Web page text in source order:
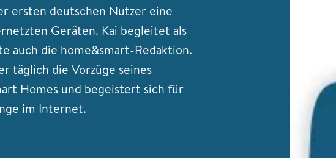
ersten deutschen Nutzer eine
Geräten. Kai begleitet als
auch die home&smart-Redaktion.
täglich die Vorzüge seines
Homes und begeistert sich für
im Internet.